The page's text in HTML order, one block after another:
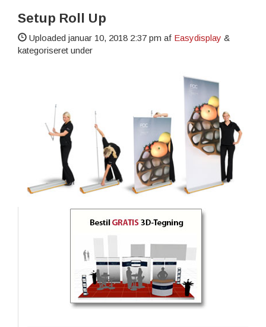
Setup Roll Up
Uploaded januar 10, 2018 2:37 pm af Easydisplay &
kategoriseret under